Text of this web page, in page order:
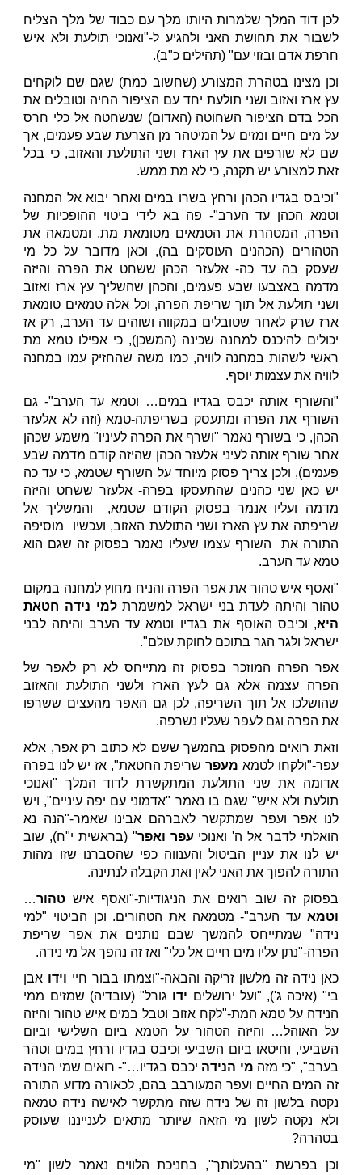
לכן דוד המלך שלמרות היותו מלך עם כבוד של מלך הצליח
לשבור את תחושת האני ולהגיע ל-"ואנוכי תולעת ולא איש
חרפת אדם ובזוי עם" (תהילים כ"ב).
וכן מצינו בטהרת המצורע (שחשוב כמת) שגם שם לוקחים
עץ ארז ואזוב ושני תולעת יחד עם הציפור החיה וטובלים את
הכל בדם הציפור השחוטה (האדום) שנשחטה אל כלי חרס
על מים חיים ומזים על המיטהר מן הצרעת שבע פעמים, אך
שם לא שורפים את עץ הארז ושני התולעת והאזוב, כי בכל
זאת למצורע יש תקנה, כי לא מת ממש.
"וכיבס בגדיו הכהן ורחץ בשרו במים ואחר יבוא אל המחנה
וטמא הכהן עד הערב"- פה בא לידי ביטוי ההופכיות של
הפרה, המטהרת את הטמאים מטומאת מת, ומטמאה את
הטהורים (הכהנים העוסקים בה), וכאן מדובר על כל מי
שעסק בה עד כה- אלעזר הכהן ששחט את הפרה והיזה
מדמה באצבעו שבע פעמים, והכהן שהשליך עץ ארז ואזוב
ושני תולעת אל תוך שריפת הפרה, וכל אלה טמאים טומאת
ארז שרק לאחר שטובלים במקווה ושוהים עד הערב, רק אז
יכולים להיכנס למחנה שכינה (המשכן), כי אפילו טמא מת
ראשי לשהות במחנה לוויה, כמו משה שהחזיק עמו במחנה
לוויה את עצמות יוסף.
"והשורף אותה יכבס בגדיו במים… וטמא עד הערב"- גם
השורף את הפרה ומתעסק בשריפתה-טמא (וזה לא אלעזר
הכהן, כי בשורף נאמר "ושרף את הפרה לעיניו" משמע שכהן
אחר שורף אותה לעיני אלעזר הכהן שהיזה קודם מדמה שבע
פעמים), ולכן צריך פסוק מיוחד על השורף שטמא, כי עד כה
יש כאן שני כהנים שהתעסקו בפרה- אלעזר ששחט והיזה
מדמה ועליו אנמר בפסוק הקודם שטמא, והמשליך אל
שריפתה את עץ הארז ושני התולעת האזוב, ועכשיו מוסיפה
התורה את השורף עצמו שעליו נאמר בפסוק זה שגם הוא
טמא עד הערב.
"ואסף איש טהור את אפר הפרה והניח מחוץ למחנה במקום
טהור והיתה לעדת בני ישראל למשמרתלמי נידה חטאת
היא, וכיבס האוסף את בגדיו וטמא עד הערב והיתה לבני
ישראל ולגר הגר בתוכם לחוקת עולם".
אפר הפרה המוזכר בפסוק זה מתייחס לא רק לאפר של
הפרה עצמה אלא גם לעץ הארז ולשני התולעת והאזוב
שהושלכו אל תוך השריפה, לכן גם האפר מהעצים ששרפו
את הפרה וגם לעפר שעליו נשרפה.
וזאת רואים מהפסוק בהמשך ששם לא כתוב רק אפר, אלא
עפר-"ולקחו לטמא מעפרשריפת החטאת", אז יש לנו בפרה
אדומה את שני התולעת המתקשרת לדוד המלך "ואנוכי
תולעת ולא איש" שגם בו נאמר "אדמוני עם יפה עיניים", ויש
לנו אפר ועפר שמתקשר לאברהם אבינו שאמר-"הנה נא
הואלתי לדבר אל ה' ואנוכי עפר ואפר" (בראשית י"ח), שוב
יש לנו את עניין הביטול והענווה כפי שהסברנו שזו מהות
התורה להפוך את האני לאין ואת הקבלה לנתינה.
בפסוק זה שוב רואים את הניגודיות-"ואסף איש טהור…
וטמא עד הערב"- מטמאה את הטהורים. וכן הביטוי "למי
נידה" שמתייחס להמשך שבם נותנים את אפר שריפת
הפרה-"נתן עליו מים חיים אל כלי" ואז זה נהפך אל מי נידה.
כאן נידה זה מלשון זריקה והבאה-"וצמתו בבור חיי וידו אבן
בי" (איכה ג'), "ועל ירושלים ידו גורל" (עובדיה) שמזים ממי
הנידה על טמא המת-"לקח אזוב וטבל במים איש טהור והיזה
על האוהל… והיזה הטהור על הטמא ביום השלישי וביום
השביעי, וחיטאו ביום השביעי וכיבס בגדיו ורחץ במים וטהר
בערב", "כי מזה מי הנידה יכבס בגדיו…"- רואים שמי הנידה
זה המים החיים ועפר המעורבב בהם, לכאורה מדוע התורה
נקטה בלשון זה של נידה שזה מתקשר לאישה נידה טמאה
ולא נקטה לשון מי הזאה שיותר מתאים לענייננו שעוסק
בטהרה?
וכן בפרשת "בהעלותך", בחניכת הלווים נאמר לשון "מי